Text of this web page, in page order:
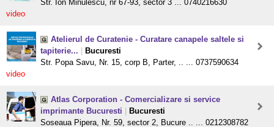
Str. Ion Minulescu, nr 67-93, sector 3 ... 0740216630
video
Atelierul de Curatenie - Curatare canapele saltele si
tapiterie...
Bucuresti
Str. Popa Savu, Nr. 15, corp B, Parter, .. ... 0737590634
video
Atlas Corporation - Comercializare si service
imprimante Bucuresti
Bucuresti
Soseaua Pipera, Nr. 59, sector 2, Bucure .. ... 0212308782